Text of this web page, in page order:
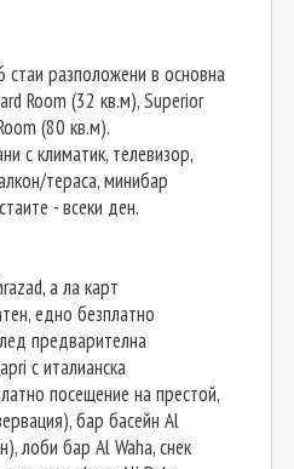
стаи разположени в основна
Room (32 кв.м), Superior
(80 кв.м).
с климатик, телевизор,
тераса, минибар
- всеки ден.
а ла карт
едно безплатно
предварителна
с италианска
посещение на престой,
бар басейн Al
лоби бар Al Waha, снек